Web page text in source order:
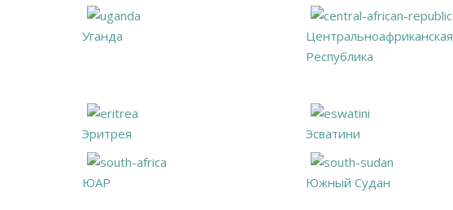
Уганда
Центральноафриканская
Республика
Эритрея Эсватини
ЮАР Южный Судан